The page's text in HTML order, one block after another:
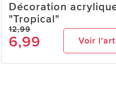
Décoration
"Tropical"
12,99
6,99 Voir